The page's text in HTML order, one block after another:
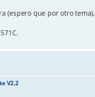
(espero que por otro tema),
V2.2